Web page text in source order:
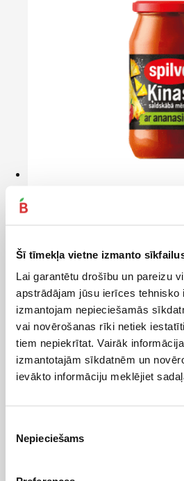
Šī tīmekļa vietne izmanto
Lai garantētu drošību un pareizu
apstrādājam jūsu ierīces tehnisko
izmantojam nepieciešamās
vai novērošanas rīki netiek
tiem nepiekrītat. Vairāk
izmantotajām sīkdatnēm un
ievākto informāciju meklējiet
izvēle
Nepieciešams